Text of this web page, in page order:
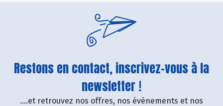
Restons en contact, inscrivez-vous à la
newsletter !
....et retrouvez nos offres, nos événements et nos